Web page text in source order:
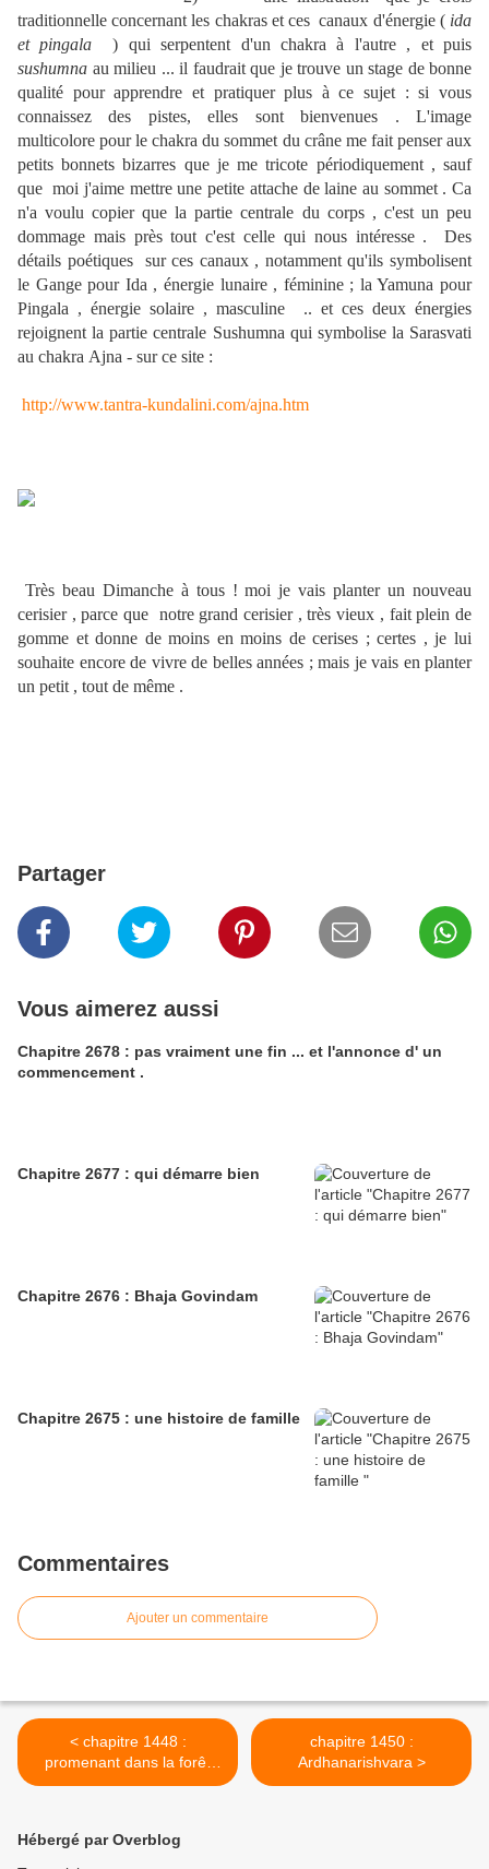
traditionnelle concernant les chakras et ces canaux d'énergie ( ida
et pingala) qui serpentent d'un chakra à l'autre , et puis
sushumna au milieu ... il faudrait que je trouve un stage de bonne
qualité pour apprendre et pratiquer plus à ce sujet : si vous
connaissez des pistes, elles sont bienvenues . L'image
multicolore pour le chakra du sommet du crâne me fait penser aux
petits bonnets bizarres que je me tricote périodiquement , sauf
que moi j'aime mettre une petite attache de laine au sommet . Ca
n'a voulu copier que la partie centrale du corps , c'est un peu
dommage mais près tout c'est celle qui nous intéresse . Des
détails poétiques sur ces canaux , notamment qu'ils symbolisent
le Gange pour Ida , énergie lunaire , féminine ; la Yamuna pour
Pingala , énergie solaire , masculine .. et ces deux énergies
rejoignent la partie centrale Sushumna qui symbolise la Sarasvati
au chakra Ajna - sur ce site :
http://www.tantra-kundalini.com/ajna.htm
Très beau Dimanche à tous ! moi je vais planter un nouveau
cerisier , parce que notre grand cerisier , très vieux , fait plein de
gomme et donne de moins en moins de cerises ; certes , je lui
souhaite encore de vivre de belles années ; mais je vais en planter
un petit , tout de même .
Partager
Vous aimerez aussi
Chapitre 2678 : pas vraiment une fin ... et l'annonce d' un
commencement .
Chapitre 2677 : qui démarre bien
Chapitre 2676 : Bhaja Govindam
Chapitre 2675 : une histoire de famille
Commentaires
Ajouter un commentaire
< chapitre 1448 :
promenant dans la forêt
des sites vers quatre
chapitre 1450 :
Ardhanarishvara >
Hébergé par Overblog